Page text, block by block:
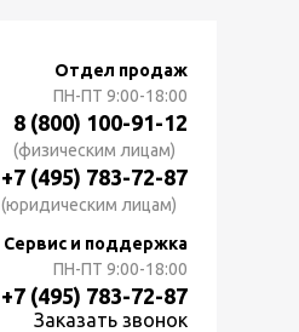
Отдел продаж
ПН-ПТ 9:00-18:00
8 (800) 100-91-12
(физическим лицам)
+7 (495) 783-72-87
(юридическим лицам)
Сервис и поддержка
ПН-ПТ 9:00-18:00
+7 (495) 783-72-87
Заказать звонок